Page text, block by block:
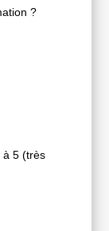
?
à 5 (très